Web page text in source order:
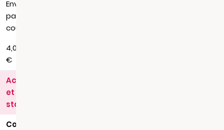
Envoi
par
courrier
4,00
€
Actes
et
statuts
Copie